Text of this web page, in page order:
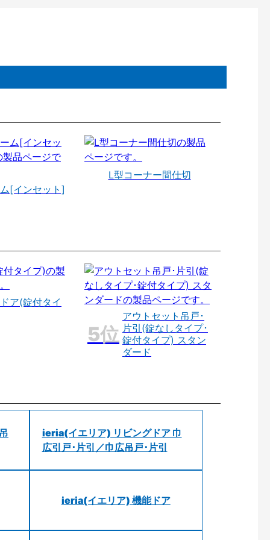
[インセット]
L型コーナー間仕切
ア(錠付タイ
アウトセット吊戸･
片引(錠なしタイプ･
錠付タイプ) スタン
ダード
ieria(イエリア) リビングドア 巾
広引戸･片引／巾広吊戸･片引
ieria(イエリア) 機能ドア